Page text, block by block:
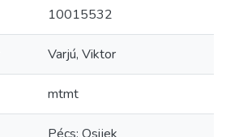
10015532
Varjú, Viktor
mtmt